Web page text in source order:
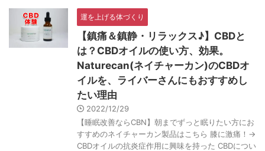
運を上げる体づくり
【鎮痛＆鎮静・リラックス♪】CBDと
は？CBDオイルの使い方、効果。
Naturecan(ネイチャーカン)のCBDオ
イルを、ライバーさんにもおすすめし
たい理由
2022/12/29
【睡眠改善ならCBN】朝までずっと眠りたい方にお
すすめのネイチャーカン製品はこちら 膝に激痛！→
CBDオイルの抗炎症作用に興味を持った CBDについ